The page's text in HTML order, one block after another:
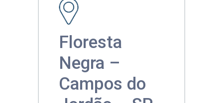
Floresta
Negra –
Campos do